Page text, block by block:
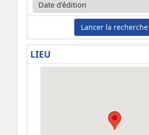
Lancer la recherche
LIEU